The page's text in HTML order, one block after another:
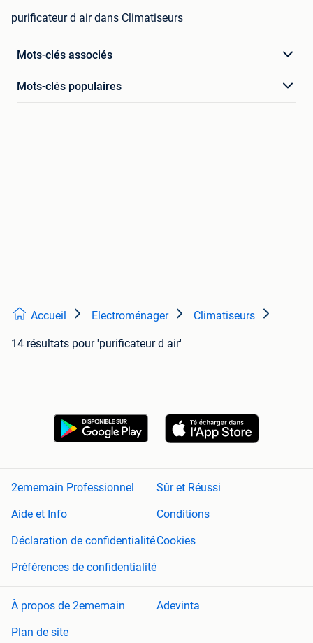
purificateur d air dans Climatiseurs
Mots-clés associés
Mots-clés populaires
Accueil Electroménager Climatiseurs
14 résultats pour 'purificateur d air'
2ememain Professionnel
Sûr et Réussi
Aide et Info
Conditions
Déclaration de confidentialitéCookies
Préférences de confidentialité
À propos de 2ememain
Adevinta
Plan de site